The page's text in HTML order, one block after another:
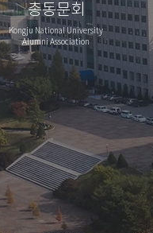
총동문회
Kongju National University
Alumni Association